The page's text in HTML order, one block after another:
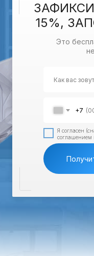
Это
+7
15%,
Я согласен
соглашением